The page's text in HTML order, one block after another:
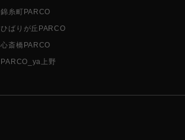
錦糸町PARCO
ひばりが丘PARCO
心斎橋PARCO
PARCO_ya上野